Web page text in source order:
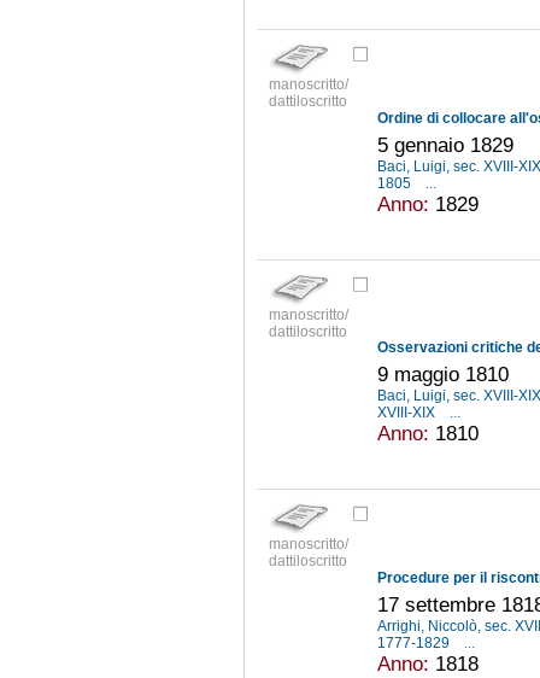
manoscritto/
dattiloscritto
5 gennaio 1829
Baci, Luigi, sec. XVIII-
1805
Anno: 1829
manoscritto/
dattiloscritto
9 maggio 1810
Baci, Luigi, sec. XVIII-
XVIII-XIX
...
Anno: 1810
manoscritto/
dattiloscritto
17 settembre
Arrighi, Niccolò, sec.
1777-1829
...
Anno: 1818